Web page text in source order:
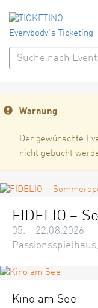
Warnung
Der gewünschte
nicht gebucht
FIDELIO –
05. – 22.08.2026
Kino am See